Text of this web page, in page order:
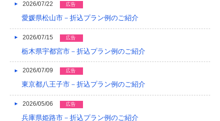
2023/02
2022/11
2022/10
2022/08
2026/07/22 広告
愛媛県松山市－折込プラン例のご紹介
2026/07/15 広告
栃木県宇都宮市－折込プラン例のご紹介
2026/07/09 広告
東京都八王子市－折込プラン例のご紹介
2026/05/06 広告
兵庫県姫路市－折込プラン例のご紹介